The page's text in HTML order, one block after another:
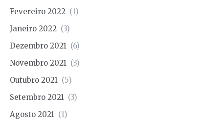
Fevereiro 2022 (1)
Janeiro 2022 (3)
Dezembro 2021 (6)
Novembro 2021 (3)
Outubro 2021 (5)
Setembro 2021 (3)
Agosto 2021 (1)